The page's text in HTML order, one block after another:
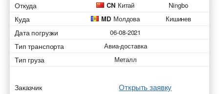
Откуда CN Китай Ningbo
Куда MD Молдова Кишинев
Дата погрузки 06-08-2021
Тип транспорта Авиа-доставка
Тип груза Металл
Заказчик Открыть заявку